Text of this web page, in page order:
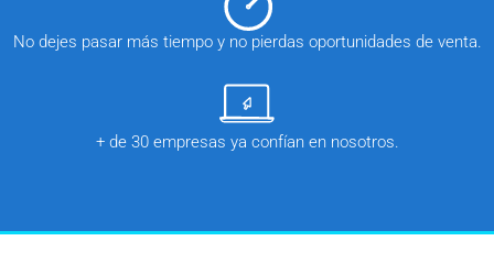
No dejes pasar más tiempo y no pierdas oportunidades de venta.
+ de 30 empresas ya confían en nosotros.